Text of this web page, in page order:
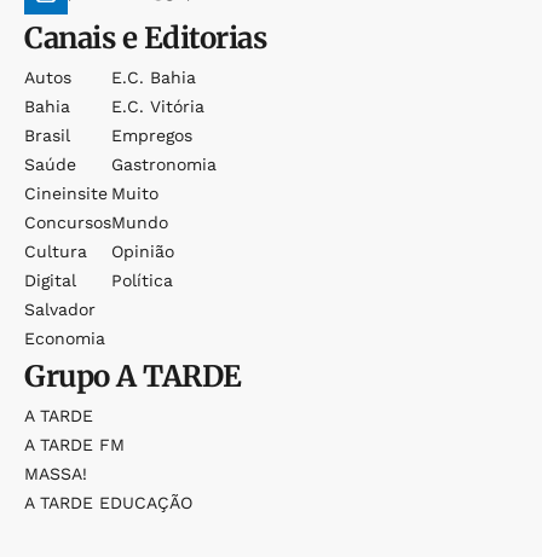
Canais e Editorias
Autos
Bahia
Brasil
Saúde
Cineinsite
Concursos
Cultura
Digital
Salvador
Economia
E.c. Bahia
E.c. Vitória
Empregos
Gastronomia
Muito
Mundo
Opinião
Política
GrupoA TARDE
A TARDE
A TARDE FM
MASSA!
A TARDE EDUCAÇÃO